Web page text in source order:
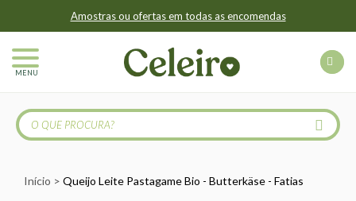
Amostras ou ofertas em todas as encomendas
MENU
Início Queijo Leite Pastagame Bio - Butterkäse - Fatias